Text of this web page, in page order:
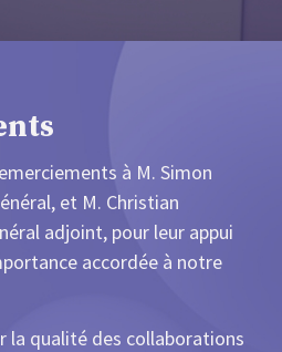
à M. Simon
et M. Christian
adjoint, pour leur appui
accordée à notre
la qualité des collaborations